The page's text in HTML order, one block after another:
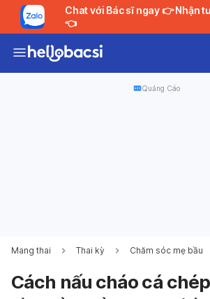
Chat với Bác sĩ ngay 👉 Nhận tư vấn MIỄN PHÍ
👈
Quảng Cáo
Mang thai Thai kỳ Chăm sóc mẹ bầu
Cách nấu cháo cá